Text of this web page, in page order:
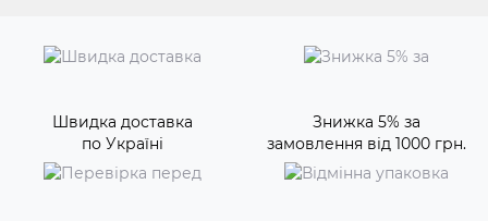
Швидка доставка
по Україні
Знижка 5% за
замовлення від 1000 грн.